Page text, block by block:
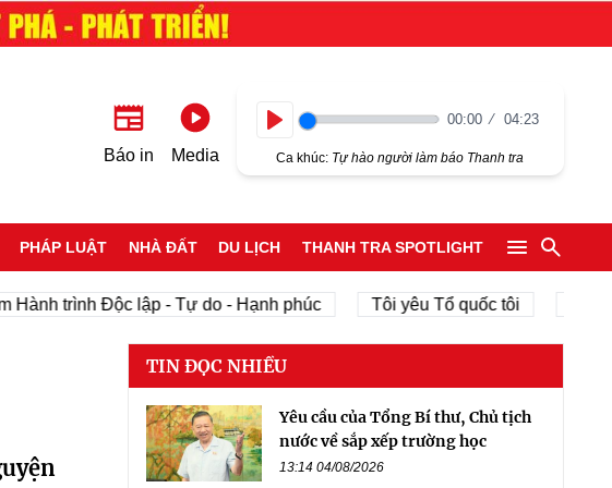
Báo in Media
00:00 04:23
Ca khúc: Tự hào người làm báo Thanh tra
PHÁP LUẬT NHÀ ĐẤT DU LỊCH THANH TRA SPOTLIGHT
Hành trình Độc lập - Tự do - Hạnh phúc Tôi yêu Tổ quốc tôi
TIN ĐỌC NHIỀU
Yêu cầu của Tổng Bí thư, Chủ tịch
nước về sắp xếp trường học
13:14 04/08/2026